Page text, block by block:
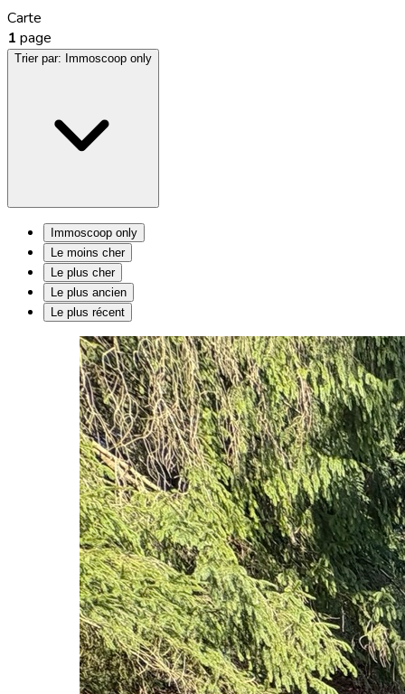
Carte
1 page
Trier par: Immoscoop only
Immoscoop only
Le moins cher
Le plus cher
Le plus ancien
Le plus récent